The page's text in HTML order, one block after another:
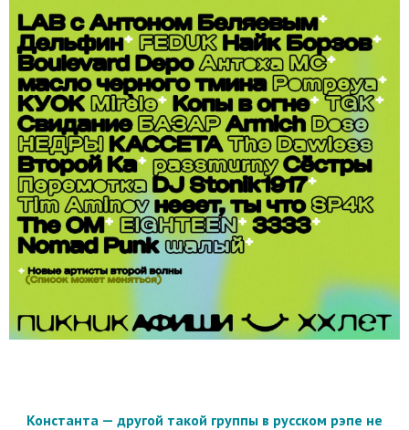
Константа — другой такой группы в русском рэпе не